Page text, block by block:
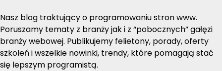
Nasz blog traktujący o programowaniu stron www.
Poruszamy tematy z branży jak i z “pobocznych” gałęzi
branży webowej. Publikujemy felietony, porady, oferty
szkoleń i wszelkie nowinki, trendy, które pomagają stać
się lepszym programistą.